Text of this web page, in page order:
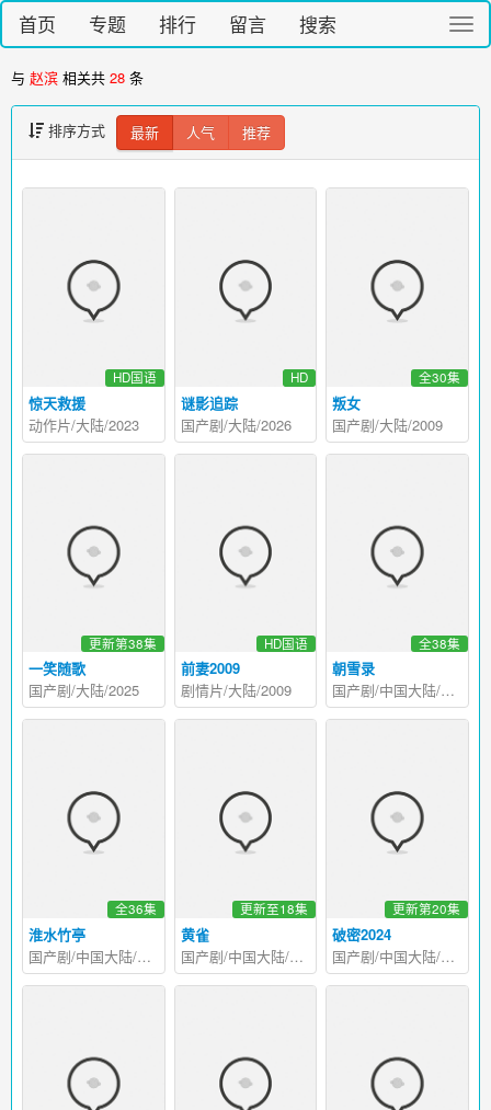
切
换
首页 专题 排行 留言 搜索
与 赵滨 相关共 28 条
排序方式 最新 人气 推荐
惊天救援
HD国语
动作片/大陆/2023
谜影追踪
HD
国产剧/大陆/2026
叛女
全30集
国产剧/大陆/2009
一笑随歌
更新第38集
国产剧/大陆/2025
前妻2009
HD国语
剧情片/大陆/2009
朝雪录
全38集
国产剧/中国大陆/2025
淮水竹亭
全36集
国产剧/中国大陆/2025
黄雀
更新至18集
国产剧/中国大陆/2025
破密2024
更新第20集
国产剧/中国大陆/2024